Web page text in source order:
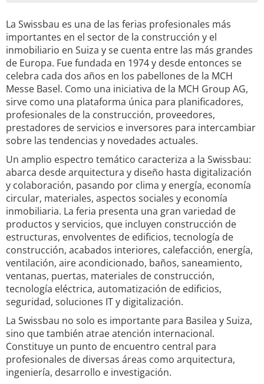
La Swissbau es una de las ferias profesionales más
importantes en el sector de la construcción y el
inmobiliario en Suiza y se cuenta entre las más grandes
de Europa. Fue fundada en 1974 y desde entonces se
celebra cada dos años en los pabellones de la MCH
Messe Basel. Como una iniciativa de la MCH Group AG,
sirve como una plataforma única para planificadores,
profesionales de la construcción, proveedores,
prestadores de servicios e inversores para intercambiar
sobre las tendencias y novedades actuales.
Un amplio espectro temático caracteriza a la Swissbau:
abarca desde arquitectura y diseño hasta digitalización
y colaboración, pasando por clima y energía, economía
circular, materiales, aspectos sociales y economía
inmobiliaria. La feria presenta una gran variedad de
productos y servicios, que incluyen construcción de
estructuras, envolventes de edificios, tecnología de
construcción, acabados interiores, calefacción, energía,
ventilación, aire acondicionado, baños, saneamiento,
ventanas, puertas, materiales de construcción,
tecnología eléctrica, automatización de edificios,
seguridad, soluciones IT y digitalización.
La Swissbau no solo es importante para Basilea y Suiza,
sino que también atrae atención internacional.
Constituye un punto de encuentro central para
profesionales de diversas áreas como arquitectura,
ingeniería, desarrollo e investigación.